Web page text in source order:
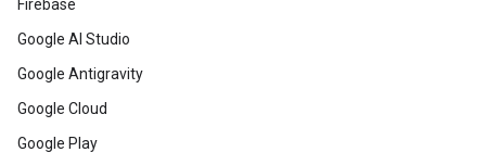
Firebase
Google AI Studio
Google Antigravity
Google Cloud
Google Play